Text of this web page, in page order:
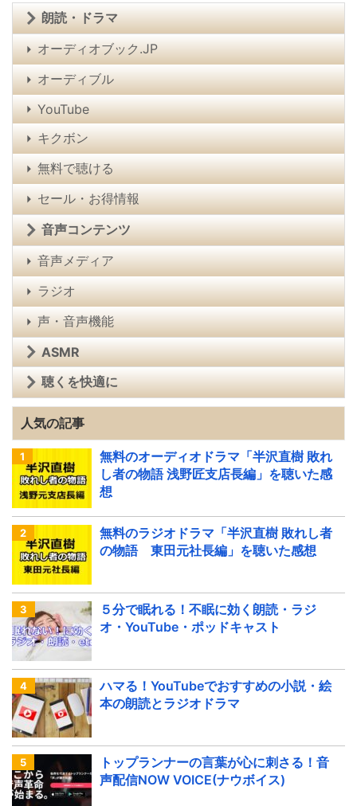
朗読・ドラマ
オーディオブック.JP
オーディブル
YouTube
キクボン
無料で聴ける
セール・お得情報
音声コンテンツ
音声メディア
ラジオ
声・音声機能
ASMR
聴くを快適に
人気の記事
無料のオーディオドラマ「半沢直樹 敗れ
し者の物語 浅野匠支店長編」を聴いた感
想
無料のラジオドラマ「半沢直樹 敗れし者
の物語 東田元社長編」を聴いた感想
５分で眠れる！不眠に効く朗読・ラジ
オ・YouTube・ポッドキャスト
ハマる！YouTubeでおすすめの小説・絵
本の朗読とラジオドラマ
トップランナーの言葉が心に刺さる！音
声配信NOW VOICE(ナウボイス)